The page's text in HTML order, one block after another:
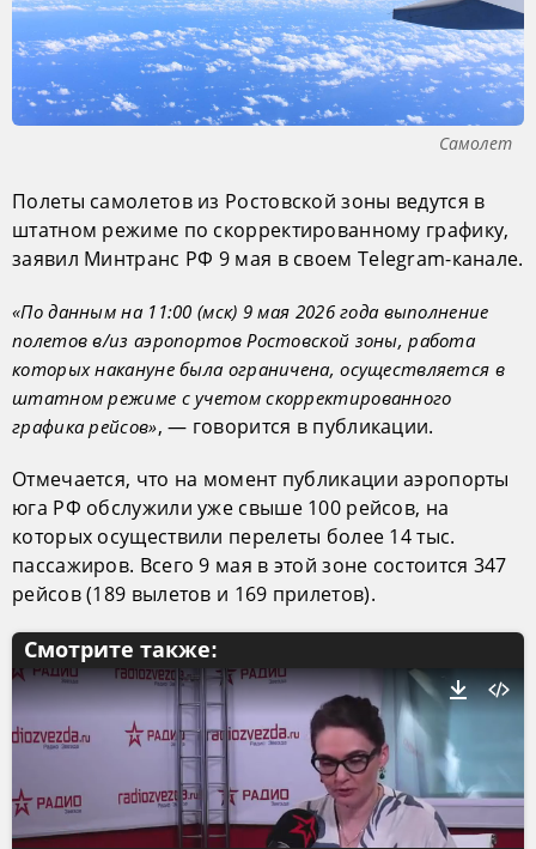
Самолет
Полеты самолетов из Ростовской зоны ведутся в
штатном режиме по скорректированному графику,
заявил Минтранс РФ 9 мая в своем Telegram-канале.
«По данным на 11:00 (мск) 9 мая 2026 года выполнение
полетов в/из аэропортов Ростовской зоны, работа
которых накануне была ограничена, осуществляется в
штатном режиме с учетом скорректированного
графика рейсов», — говорится в публикации.
Отмечается, что на момент публикации аэропорты
юга РФ обслужили уже свыше 100 рейсов, на
которых осуществили перелеты более 14 тыс.
пассажиров. Всего 9 мая в этой зоне состоится 347
рейсов (189 вылетов и 169 прилетов).
Смотрите также: